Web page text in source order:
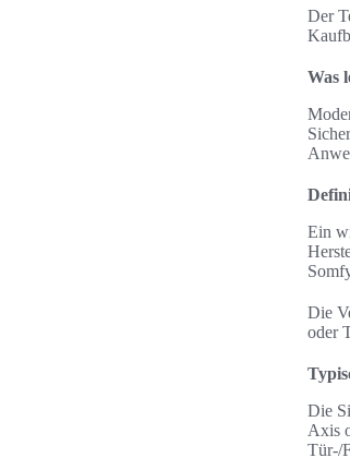
Der
Was
Ein
Die
oder
Die
Axis
Tür-/